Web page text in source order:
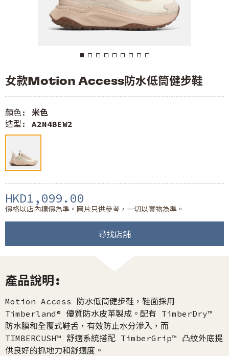
女款Motion Access防水低筒健步鞋
顏色: 米色
造型: A2N4BEW2
HKD1,099.00
價格以店內標價為準。圖片只供參考，一切以實物為準。
尋找店舖
產品說明:
Motion Access 防水低筒健步鞋，鞋面採用
Timberland® 優質防水皮革製成。配有 TimberDry™
防水膜和全覆式鞋舌，有效防止水分滲入，而
TIMBERCUSH™ 舒適系統搭配 TimberGrip™ 凸紋外底提
供良好的抓地力和舒適度。